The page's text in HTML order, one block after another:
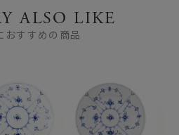
ALSO LIKE
おすすめの商品